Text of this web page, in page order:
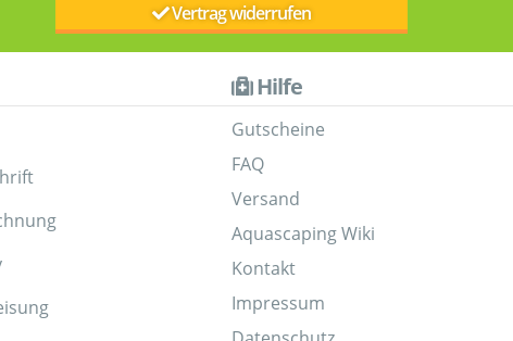
Vertrag widerrufen
Hilfe
Gutscheine
FAQ
Versand
Aquascaping Wiki
Kontakt
Impressum